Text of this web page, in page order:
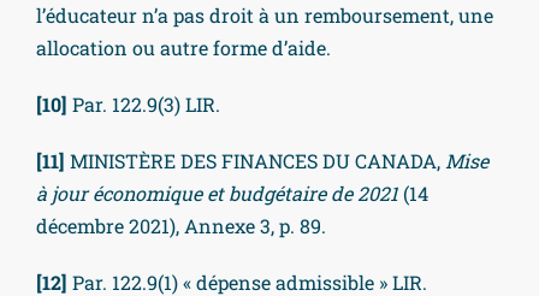
l’éducateur n’a pas droit à un remboursement, une
allocation ou autre forme d’aide.
[10] Par. 122.9(3) LIR.
[11] MINISTÈRE DES FINANCES DU CANADA, Mise
à jour économique et budgétaire de 2021(14
décembre 2021), Annexe 3, p. 89.
[12] Par. 122.9(1) « dépense admissible » LIR.